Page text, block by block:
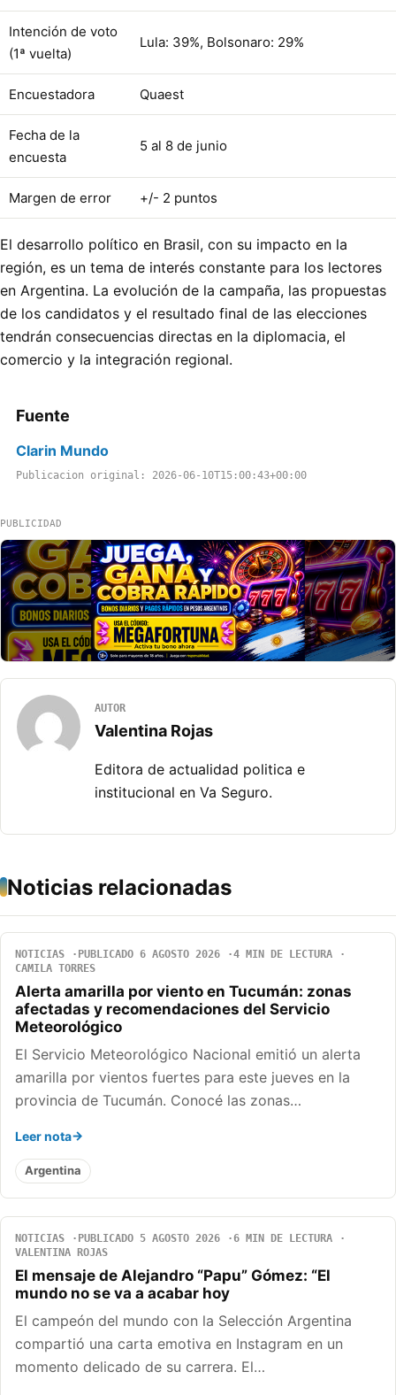
Intención de voto
(1ª vuelta)
Lula: 39%, Bolsonaro: 29%
Encuestadora Quaest
Fecha de la
encuesta
5 al 8 de junio
Margen de error +/- 2 puntos
El desarrollo político en Brasil, con su impacto en la
región, es un tema de interés constante para los lectores
en Argentina. La evolución de la campaña, las propuestas
de los candidatos y el resultado final de las elecciones
tendrán consecuencias directas en la diplomacia, el
comercio y la integración regional.
Fuente
Clarin Mundo
Publicacion original: 2026-06-10T15:00:43+00:00
PUBLICIDAD
AUTOR
Valentina Rojas
Editora de actualidad politica e
institucional en Va Seguro.
Noticias relacionadas
NOTICIAS PUBLICADO 6 AGOSTO 2026
4 MIN DE LECTURA
CAMILA TORRES
Alerta amarilla por viento en Tucumán: zonas
afectadas y recomendaciones del Servicio
Meteorológico
El Servicio Meteorológico Nacional emitió un alerta
amarilla por vientos fuertes para este jueves en la
provincia de Tucumán. Conocé las zonas…
Leer nota
Argentina
NOTICIAS PUBLICADO 5 AGOSTO 2026
6 MIN DE LECTURA
VALENTINA ROJAS
El mensaje de Alejandro “Papu” Gómez: “El
mundo no se va a acabar hoy
El campeón del mundo con la Selección Argentina
compartió una carta emotiva en Instagram en un
momento delicado de su carrera. El…